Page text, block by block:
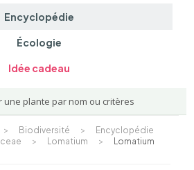
Encyclopédie
Écologie
Idée cadeau
une plante par nom ou critères
> Biodiversité >
Encyclopédie
> Lomatium >
Lomatium